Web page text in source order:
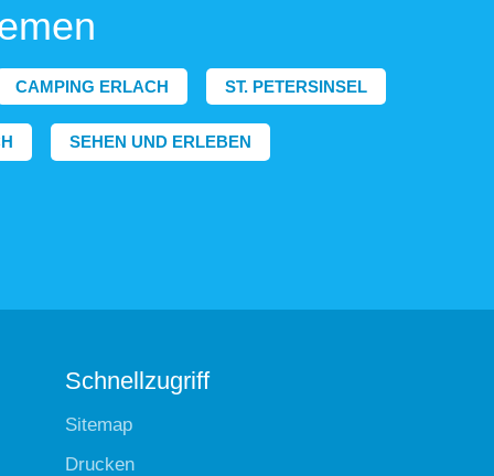
CAMPING ERLACH ST. PETERSINSEL
SEHEN UND ERLEBEN
Schnellzugriff
Sitemap
Drucken